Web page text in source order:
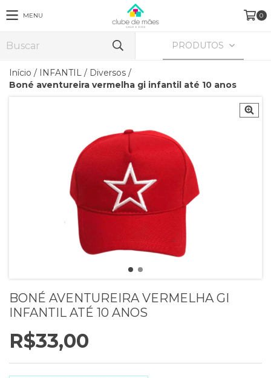
MENU 0
PRODUTOS
Início / INFANTIL / Diversos /
Boné aventureira vermelha gi infantil até 10 anos
BONÉ AVENTUREIRA VERMELHA GI
INFANTIL ATÉ 10 ANOS
R$33,00